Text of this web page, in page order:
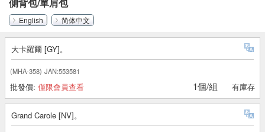
English 简体中文
大卡羅爾 [GY]。
(MHA-358) JAN:553581
批發價: 僅限會員查看 1個/組 有庫存
Grand Carole [NV]。